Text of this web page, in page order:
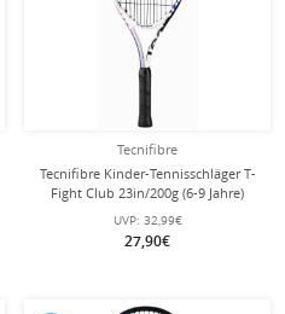
Tecnifibre
Tecnifibre Kinder-Tennisschläger T-
Fight Club 23in/200g (6-9 Jahre)
weiss - besaitet -
UVP: 32,99€
27,90€